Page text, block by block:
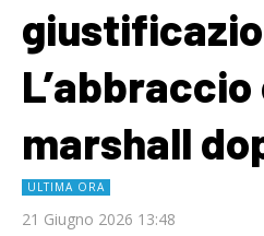
marshall
ULTIMA ORA
21 Giugno 2026 13:48